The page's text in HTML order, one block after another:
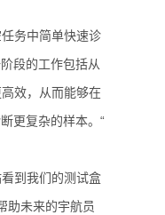
务中简单快速诊
段的工作包括从
效，从而能够在
更复杂的样本。“
到我们的测试盒
助未来的宇航员